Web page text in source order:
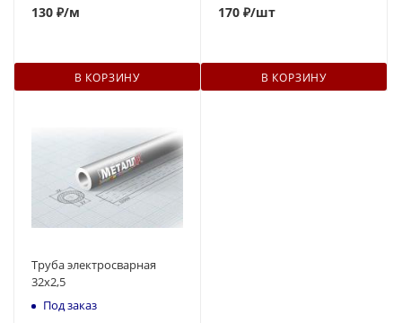
130 ₽/м
В КОРЗИНУ
170 ₽/шт
В КОРЗИНУ
Труба электросварная
32x2,5
Под заказ